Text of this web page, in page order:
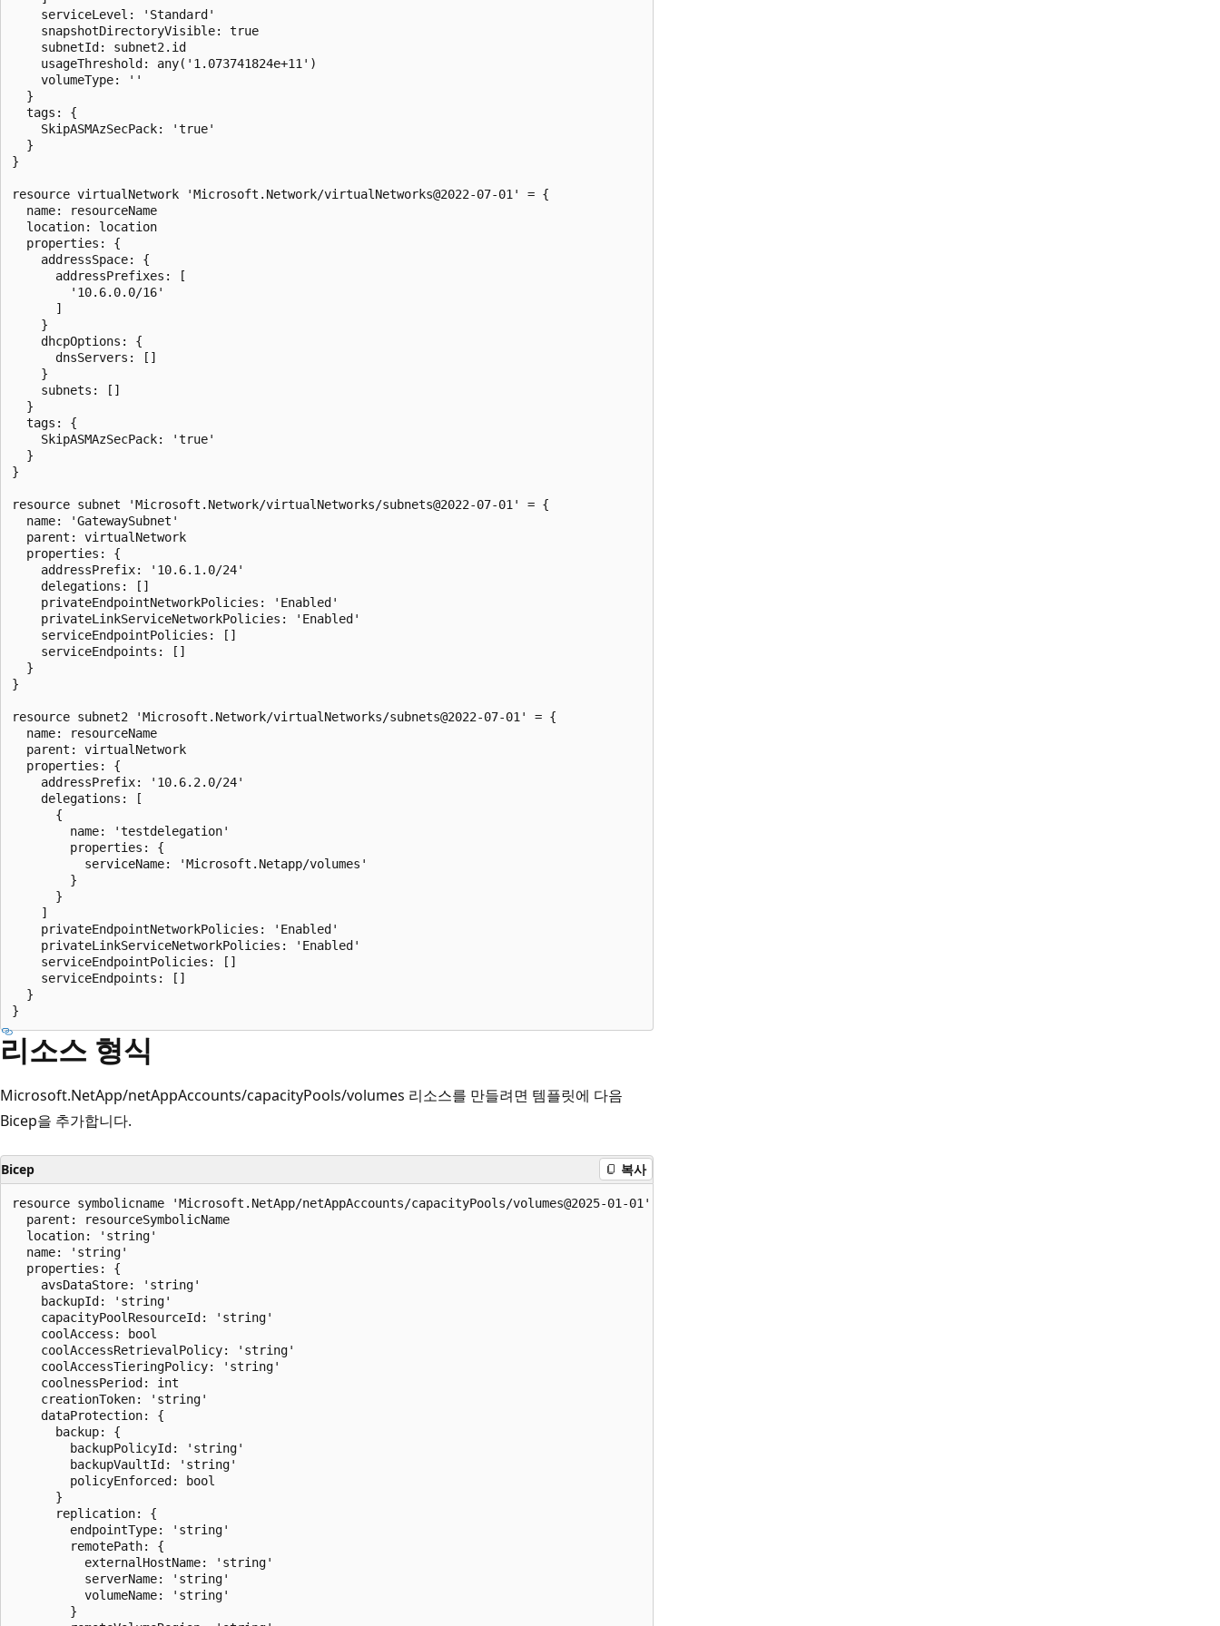
    serviceLevel: 'Standard'
    snapshotDirectoryVisible: true
    subnetId: subnet2.id
    usageThreshold: any('1.073741824e+11')
    volumeType: ''
  }
  tags: {
    SkipASMAzSecPack: 'true'
  }
}
resource virtualNetwork 'Microsoft.Network/virtualNetworks@2022-07-01' = {
  name: resourceName
  location: location
  properties: {
    addressSpace: {
      addressPrefixes: [
        '10.6.0.0/16'
      ]
    }
    dhcpOptions: {
      dnsServers: []
    }
    subnets: []
  }
  tags: {
    SkipASMAzSecPack: 'true'
  }
}
resource subnet 'Microsoft.Network/virtualNetworks/subnets@2022-07-01' = {
  name: 'GatewaySubnet'
  parent: virtualNetwork
  properties: {
    addressPrefix: '10.6.1.0/24'
    delegations: []
    privateEndpointNetworkPolicies: 'Enabled'
    privateLinkServiceNetworkPolicies: 'Enabled'
    serviceEndpointPolicies: []
    serviceEndpoints: []
  }
}
resource subnet2 'Microsoft.Network/virtualNetworks/subnets@2022-07-01' = {
  name: resourceName
  parent: virtualNetwork
  properties: {
    addressPrefix: '10.6.2.0/24'
    delegations: [
      {
        name: 'testdelegation'
        properties: {
          serviceName: 'Microsoft.Netapp/volumes'
        }
      }
    ]
    privateEndpointNetworkPolicies: 'Enabled'
    privateLinkServiceNetworkPolicies: 'Enabled'
    serviceEndpointPolicies: []
    serviceEndpoints: []
  }
리소스 형식
Microsoft.NetApp/netAppAccounts/capacityPools/volumes 리소스를 만들려면 템플릿에 다음
Bicep을 추가합니다.
Bicep 복사
resource symbolicname 'Microsoft.NetApp/netAppAccounts/capacityPools/volumes@2025-01-01' = {
  parent: resourceSymbolicName
  location: 'string'
  name: 'string'
  properties: {
    avsDataStore: 'string'
    backupId: 'string'
    capacityPoolResourceId: 'string'
    coolAccess: bool
    coolAccessRetrievalPolicy: 'string'
    coolAccessTieringPolicy: 'string'
    coolnessPeriod: int
    creationToken: 'string'
    dataProtection: {
      backup: {
        backupPolicyId: 'string'
        backupVaultId: 'string'
        policyEnforced: bool
      }
      replication: {
        endpointType: 'string'
        remotePath: {
          externalHostName: 'string'
          serverName: 'string'
          volumeName: 'string'
        }